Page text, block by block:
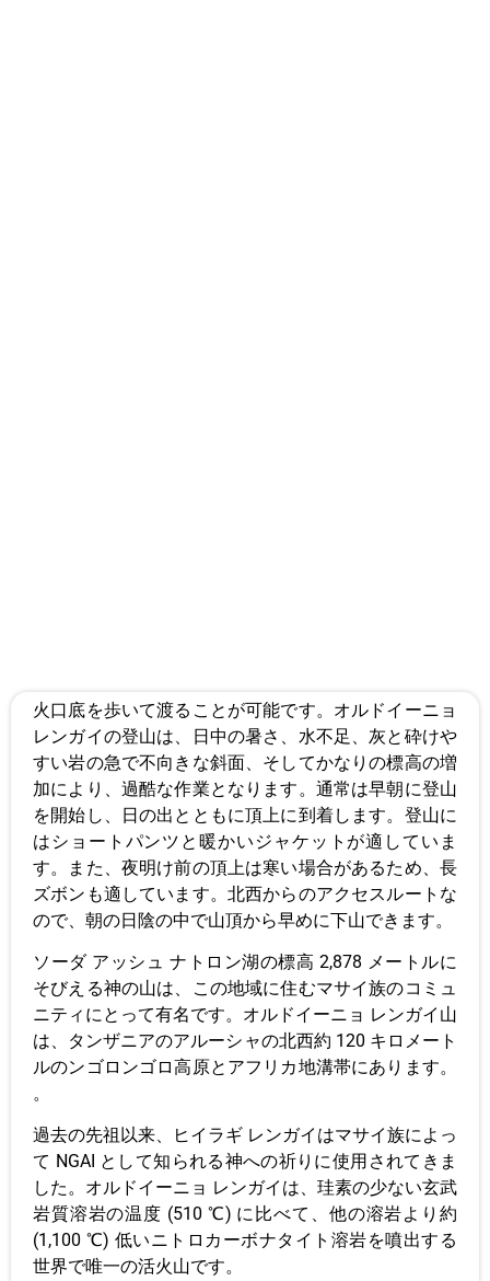
火口底を歩いて渡ることが可能です。オルドイーニョ
レンガイの登山は、日中の暑さ、水不足、灰と砕けや
すい岩の急で不向きな斜面、そしてかなりの標高の増
加により、過酷な作業となります。通常は早朝に登山
を開始し、日の出とともに頂上に到着します。登山に
はショートパンツと暖かいジャケットが適していま
す。また、夜明け前の頂上は寒い場合があるため、長
ズボンも適しています。北西からのアクセスルートな
ので、朝の日陰の中で山頂から早めに下山できます。
ソーダ アッシュ ナトロン湖の標高 2,878 メートルに
そびえる神の山は、この地域に住むマサイ族のコミュ
ニティにとって有名です。オルドイーニョ レンガイ山
は、タンザニアのアルーシャの北西約 120 キロメート
ルのンゴロンゴロ高原とアフリカ地溝帯にあります。
。
過去の先祖以来、ヒイラギ レンガイはマサイ族によっ
て NGAI として知られる神への祈りに使用されてきま
した。オルドイーニョ レンガイは、珪素の少ない玄武
岩質溶岩の温度 (510 ℃) に比べて、他の溶岩より約
(1,100 ℃) 低いニトロカーボナタイト溶岩を噴出する
世界で唯一の活火山です。